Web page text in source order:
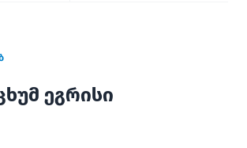
ეგრისი